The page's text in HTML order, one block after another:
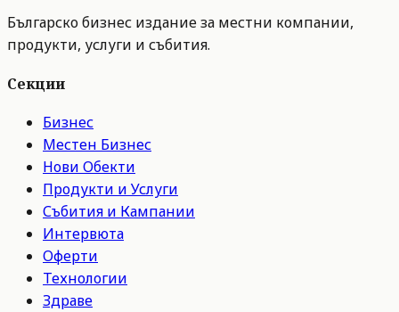
Българско бизнес издание за местни компании,
продукти, услуги и събития.
Секции
Бизнес
Местен Бизнес
Нови Обекти
Продукти и Услуги
Събития и Кампании
Интервюта
Оферти
Технологии
Здраве